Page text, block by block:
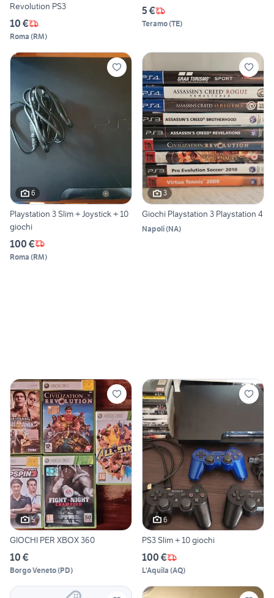
Revolution PS3
10 €
Roma (RM)
5 €
Teramo(TE)
6
Playstation 3 Slim + Joystick + 10
giochi
100 €
Roma (RM)
3
Giochi Playstation 3 Playstation 4
Napoli(NA)
5
GIOCHI PER XBOX 360
10 €
Borgo Veneto(PD)
6
PS3 Slim + 10 giochi
100 €
L'Aquila (AQ)